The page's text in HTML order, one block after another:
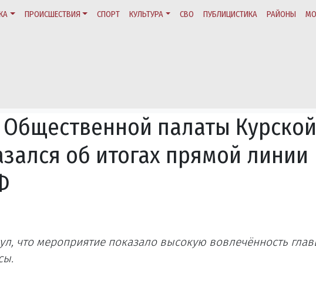
ПРОИСШЕСТВИЯ СПОРТ КУЛЬТУРА СВО ПУБЛИЦИСТИКА РАЙОНЫ
палаты Курской
об итогах прямой линии
что мероприятие показало высокую вовлечённость